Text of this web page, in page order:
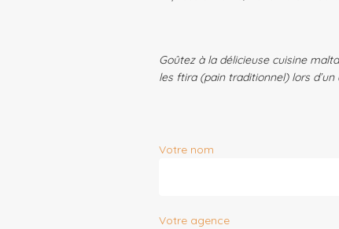
Goûtez à la délicieuse cuisine
les ftira (pain traditionnel) lors
Votre nom
Votre agence